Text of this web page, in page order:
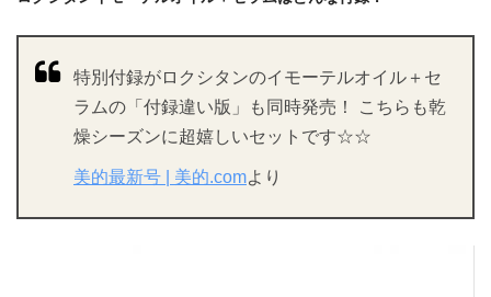
特別付録がロクシタンのイモーテルオイル＋セ
ラムの「付録違い版」も同時発売！ こちらも乾
燥シーズンに超嬉しいセットです☆☆
美的最新号 | 美的.comより